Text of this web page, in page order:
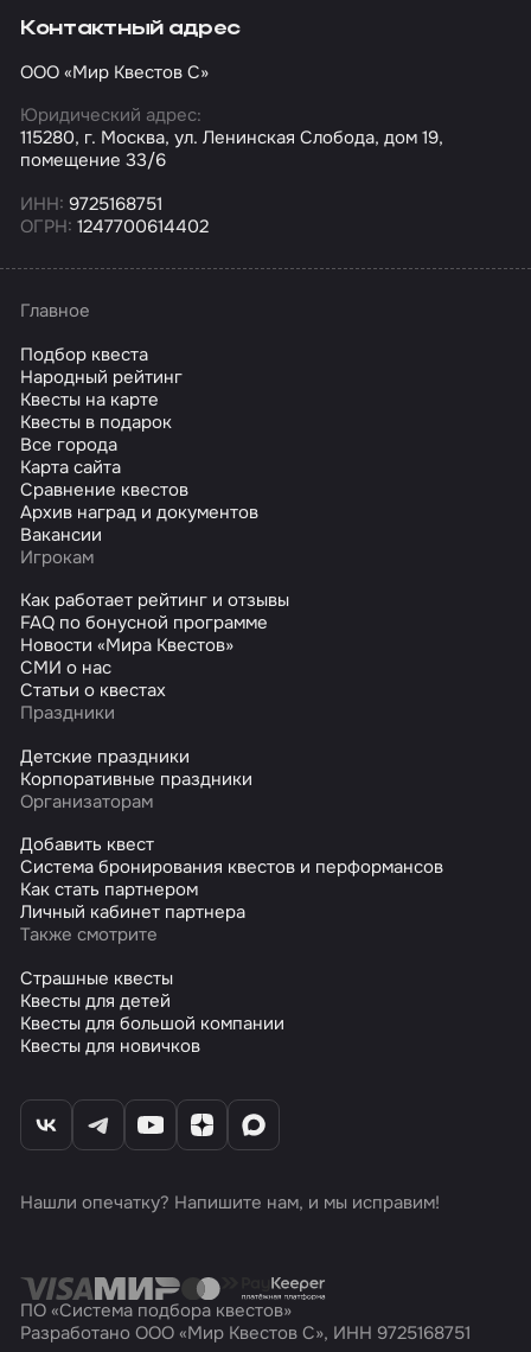
Контактный адрес
ООО «Мир Квестов С»
Юридический адрес:
115280, г. Москва, ул. Ленинская Слобода, дом 19,
помещение 33/6
ИНН: 9725168751
ОГРН: 1247700614402
Главное
Подбор квеста
Народный рейтинг
Квесты на карте
Квесты в подарок
Все города
Карта сайта
Сравнение квестов
Архив наград и документов
Вакансии
Игрокам
Как работает рейтинг и отзывы
FAQ по бонусной программе
Новости «Мира Квестов»
СМИ о нас
Статьи о квестах
Праздники
Детские праздники
Корпоративные праздники
Организаторам
Добавить квест
Система бронирования квестов и перформансов
Как стать партнером
Личный кабинет партнера
Также смотрите
Страшные квесты
Квесты для детей
Квесты для большой компании
Квесты для новичков
Нашли опечатку? Напишите нам, и мы исправим!
ПО «Система подбора квестов»
Разработано ООО «Мир Квестов С», ИНН 9725168751